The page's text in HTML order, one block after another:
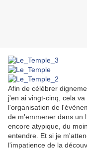
Afin de célébrer
j'en ai vingt-cinq, cela
l'organisation de
de m'emmener dans un
encore atypique, du
entendre. Et si je
l'impatience de la